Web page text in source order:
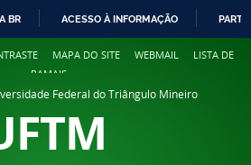
BR ACESSO À INFORMAÇÃO
MAPA DO SITE WEBMAIL
LISTA DE
RAMAIS
Federal do Triângulo Mineiro